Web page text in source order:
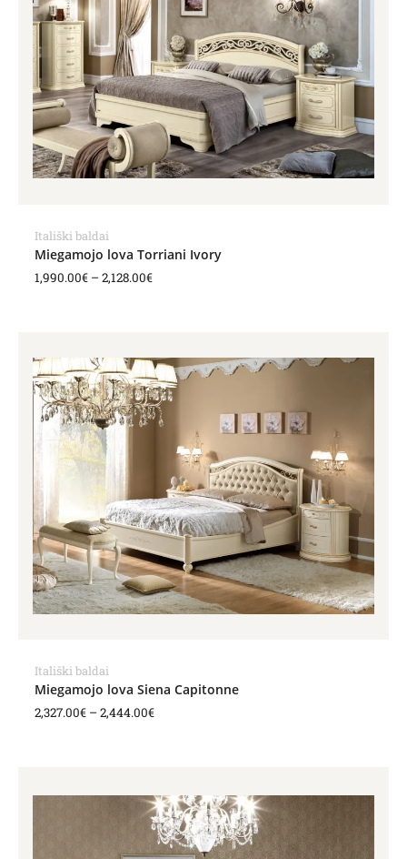
Itališki baldai
Miegamojo lova Torriani Ivory
1,990.00€ –2,128.00€
Itališki baldai
Miegamojo lova Siena Capitonne
2,327.00€ –2,444.00€
2,327.00€
through
2,444.00€
1,889.00€
through
2,432.00€